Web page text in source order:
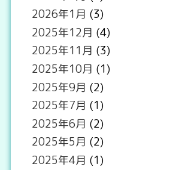
2026年1月 (3)
2025年12月 (4)
2025年11月 (3)
2025年10月 (1)
2025年9月 (2)
2025年7月 (1)
2025年6月 (2)
2025年5月 (2)
2025年4月 (1)